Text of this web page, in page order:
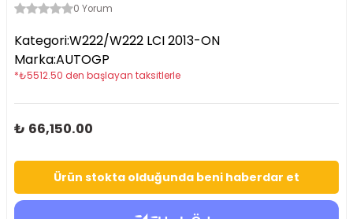
0 Yorum
Kategori:W222/W222 LCI 2013-ON
Marka:AUTOGP
*₺5512.50 den başlayan taksitlerle
₺ 66,150.00
Ürün stokta olduğunda beni haberdar et